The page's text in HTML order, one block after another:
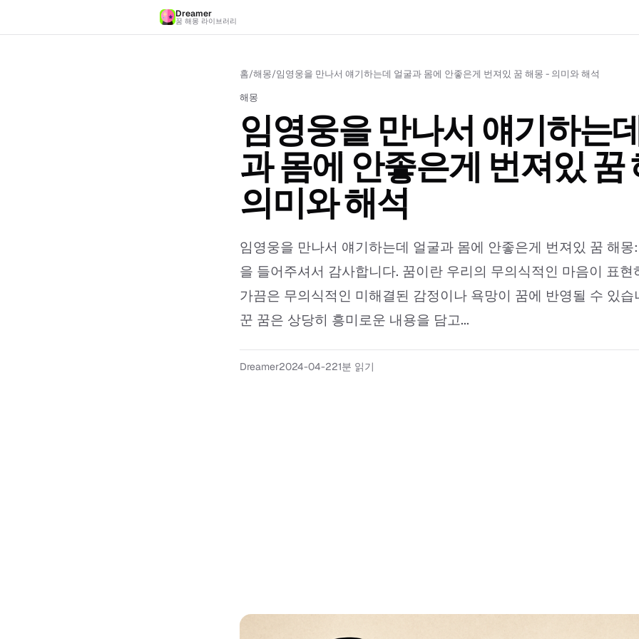
Dreamer
꿈 해몽 라이브러리
홈/해몽/임영웅을 만나서 얘기하는데 얼굴과 몸에 안좋은게 번져있 꿈 해몽 - 의미와 해석
해몽
임영웅을 만나서 얘기하는
과 몸에 안좋은게 번져있 꿈
의미와 해석
임영웅을 만나서 얘기하는데 얼굴과 몸에 안좋은게 번져있 꿈 해
을 들어주셔서 감사합니다. 꿈이란 우리의 무의식적인 마음이 표현
가끔은 무의식적인 미해결된 감정이나 욕망이 꿈에 반영될 수 있습
꾼 꿈은 상당히 흥미로운 내용을 담고...
Dreamer2024-04-221분 읽기